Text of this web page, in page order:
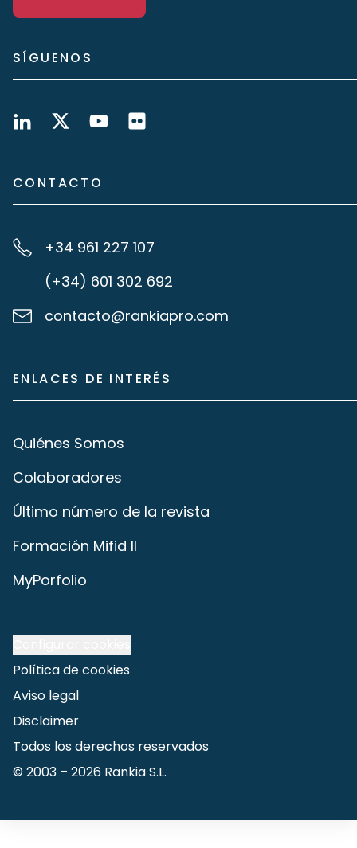
SÍGUENOS
CONTACTO
+34 961 227 107
(+34) 601 302 692
contacto@rankiapro.com
ENLACES DE INTERÉS
Quiénes Somos
Colaboradores
Último número de la revista
Formación Mifid II
MyPorfolio
Política de cookies
Aviso legal
Disclaimer
Todos los derechos reservados
© 2003 – 2026 Rankia S.L.